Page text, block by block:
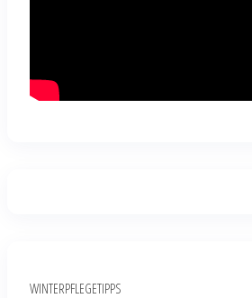
WINTERPFLEGETIPPS